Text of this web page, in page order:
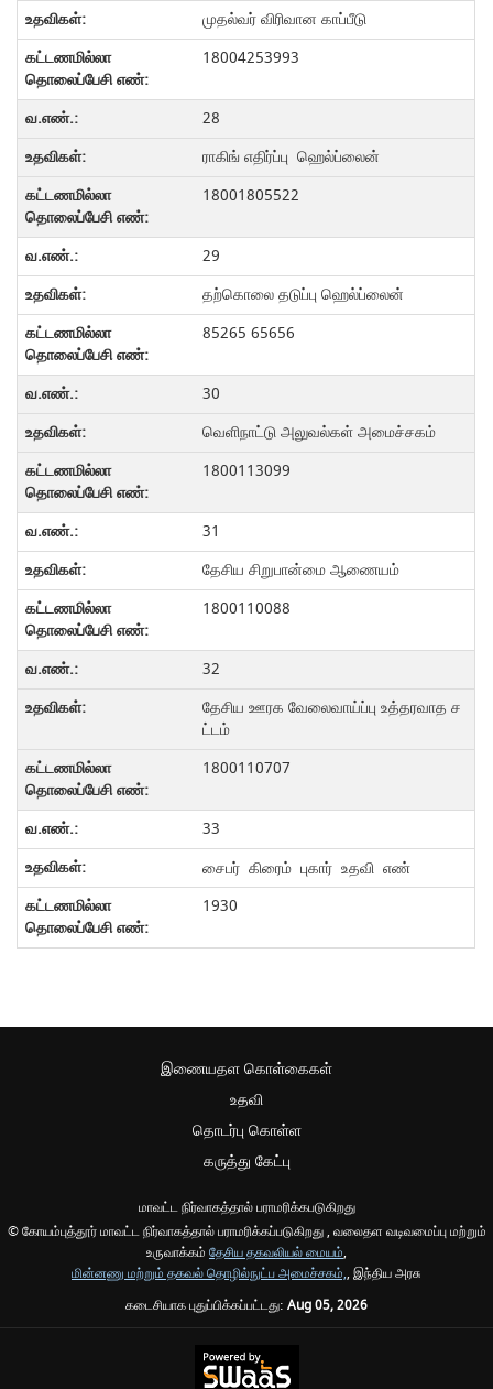
முதல்வர் விரிவான காப்பீடு
18004253993
28
ராகிங் எதிர்ப்பு ஹெல்ப்லைன்
18001805522
29
தற்கொலை தடுப்பு ஹெல்ப்லைன்
85265 65656
30
வெளிநாட்டு அலுவல்கள் அமைச்சகம்
1800113099
31
தேசிய சிறுபான்மை ஆணையம்
1800110088
32
தேசிய ஊரக வேலைவாய்ப்பு உத்தரவாத ச
ட்டம்
1800110707
33
சைபர் கிரைம் புகார் உதவி எண்
1930
இணையதள கொள்கைகள்
உதவி
தொடர்பு கொள்ள
கருத்து கேட்பு
மாவட்ட நிர்வாகத்தால் பராமரிக்கபடுகிறது
© கோயம்புத்தூர் மாவட்ட நிர்வாகத்தால் பராமரிக்கப்படுகிறது , வலைதள வடிவமைப்பு மற்றும்
உருவாக்கம் தேசிய தகவலியல் மையம்,
மின்னணு மற்றும் தகவல் தொழில்நுட்ப அமைச்சகம்,, இந்திய அரசு
கடைசியாக புதுப்பிக்கப்பட்டது: Aug 05, 2026